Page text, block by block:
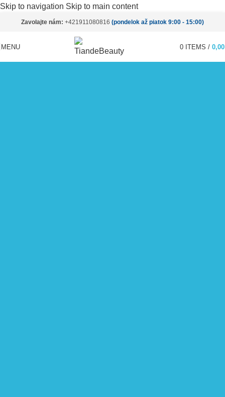
Skip to navigation Skip to main content
Zavolajte nám: +421911080816 (pondelok až piatok 9:00 - 15:00)
MENU 0 ITEMS /